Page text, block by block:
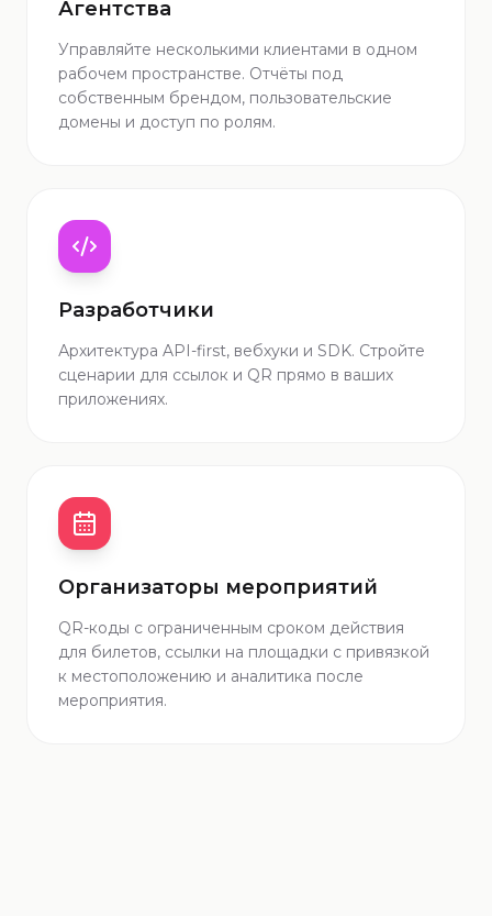
Агентства
Управляйте несколькими клиентами в одном
рабочем пространстве. Отчёты под
собственным брендом, пользовательские
домены и доступ по ролям.
Разработчики
Архитектура API-first, вебхуки и SDK. Стройте
сценарии для ссылок и QR прямо в ваших
приложениях.
Организаторы мероприятий
QR-коды с ограниченным сроком действия
для билетов, ссылки на площадки с привязкой
к местоположению и аналитика после
мероприятия.